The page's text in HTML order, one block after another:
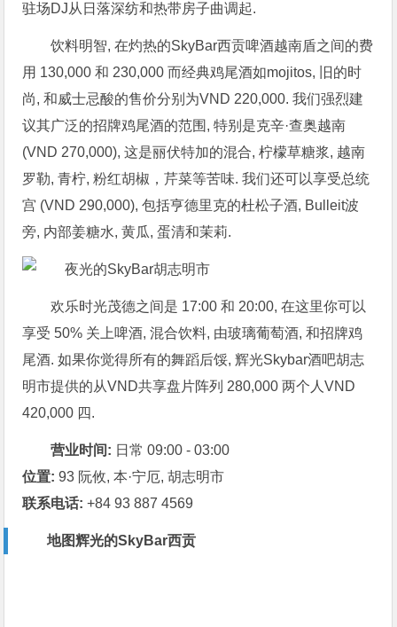
驻场DJ从日落深纺和热带房子曲调起.
饮料明智, 在灼热的SkyBar西贡啤酒越南盾之间的费
用 130,000 和 230,000 而经典鸡尾酒如mojitos, 旧的时
尚, 和威士忌酸的售价分别为VND 220,000. 我们强烈建
议其广泛的招牌鸡尾酒的范围, 特别是克辛·查奥越南
(VND 270,000), 这是丽伏特加的混合, 柠檬草糖浆, 越南
罗勒, 青柠, 粉红胡椒，芹菜等苦味. 我们还可以享受总统
宫 (VND 290,000), 包括亨德里克的杜松子酒, Bulleit波
旁, 内部姜糖水, 黄瓜, 蛋清和茉莉.
欢乐时光茂德之间是 17:00 和 20:00, 在这里你可以
享受 50% 关上啤酒, 混合饮料, 由玻璃葡萄酒, 和招牌鸡
尾酒. 如果你觉得所有的舞蹈后馁, 辉光Skybar酒吧胡志
明市提供的从VND共享盘片阵列 280,000 两个人VND
420,000 四.
营业时间: 日常 09:00 - 03:00
位置: 93 阮攸, 本·宁厄, 胡志明市
联系电话: +84 93 887 4569
地图辉光的SkyBar西贡